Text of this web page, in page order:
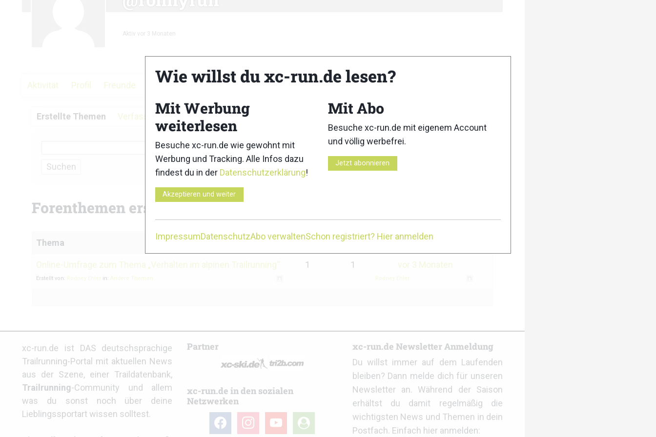
Aktiv vor 3 Monaten
Aktivität Profil Freunde Gruppen Foren Medien
Erstellte Themen Verfasste Antworten Beteiligungen
Forenthemen erstellt
Thema Teilnehmer Beiträge Letzter Beitrag
Online-Umfrage zum Thema „Verhalten im alpinen Trailrunning“
Erstellt von: Rodney Ehler in: Andere Themen
1 1 vor 3 Monaten
Rodney Ehler
xc-run.de ist DAS deutschsprachige
Trailrunning-Portal mit aktuellen News
aus der Szene, einer Traildatenbank,
Trailrunning-Community und allem
was du sonst noch über deine
Lieblingssportart wissen solltest.
Partner
xc-run.de in den sozialen
Netzwerken
facebookinstagramyoutube
user-
circle
xc-run.de Newsletter Anmeldung
Du willst immer auf dem Laufenden
bleiben? Dann melde dich für unseren
Newsletter an. Während der Saison
erhältst du damit regelmäßig die
wichtigsten News und Themen in dein
Postfach. Einfach hier anmelden:
Wie willst du xc-run.de lesen?
Mit Werbung
weiterlesen
Besuche xc-run.de wie gewohnt mit
Werbung und Tracking. Alle Infos dazu
findest du in der Datenschutzerklärung!
Akzeptieren und weiter
Mit Abo
Besuche xc-run.de mit eigenem Account
und völlig werbefrei.
Jetzt abonnieren
ImpressumDatenschutzAbo verwaltenSchon registriert? Hier anmelden